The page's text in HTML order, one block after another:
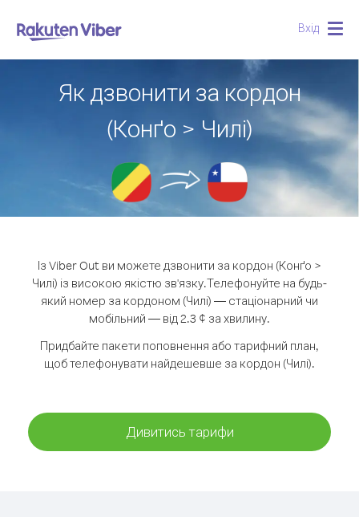
Вхід
Як дзвонити за кордон
(Конґо > Чилі)
Із Viber Out ви можете дзвонити за кордон (Конґо >
Чилі) із високою якістю зв'язку.Телефонуйте на будь-
який номер за кордоном (Чилі) — стаціонарний чи
мобільний — від 2.3 ¢ за хвилину.
Придбайте пакети поповнення або тарифний план,
щоб телефонувати найдешевше за кордон (Чилі).
Дивитись тарифи